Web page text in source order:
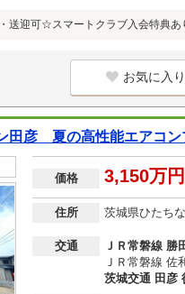
送迎可☆スマートクラブ入会特典あ
お気に入
田彦 夏の高性能エアコ
価格 3,150万
住所 茨城県ひたち
交通
ＪＲ常磐線 勝
ＪＲ常磐線 佐
茨城交通 田彦